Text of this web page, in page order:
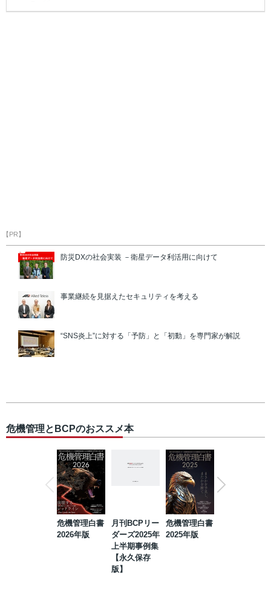
【PR】
防災DXの社会実装 －衛星データ利活用に向けて
事業継続を見据えたセキュリティを考える
“SNS炎上”に対する「予防」と「初動」を専門家が解説
危機管理とBCPのおススメ本
危機管理白書
2026年版
月刊BCPリー
ダーズ2025年
上半期事例集
【永久保存
版】
危機管理白書
2025年版